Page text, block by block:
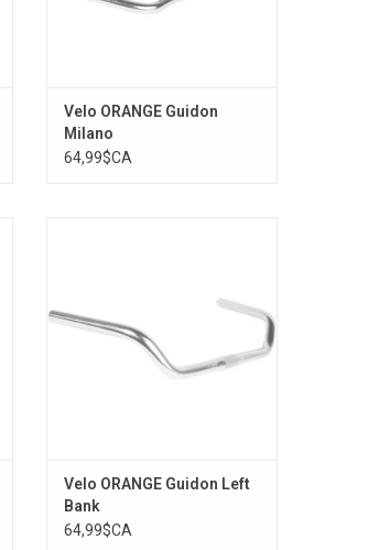
Velo ORANGE Guidon
Milano
64,99$CA
Velo ORANGE Guidon Left
Bank
64,99$CA